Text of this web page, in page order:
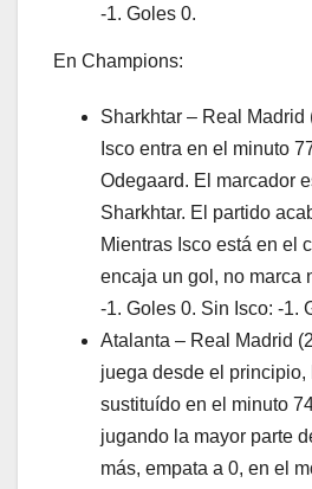
-1. Goles 0.
En Champions:
Sharkhtar – Real Madrid
Isco entra en el minuto
Odegaard. El marcador
Sharkhtar. El partido
Mientras Isco está en el
encaja un gol, no marca
-1. Goles 0. Sin Isco: -1.
Atalanta – Real Madrid
juega desde el principio,
sustituído en el minuto
jugando la mayor parte
más, empata a 0, en el